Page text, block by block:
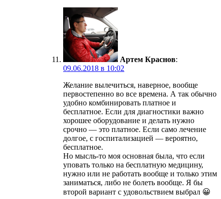
Артем Краснов:
09.06.2018 в 10:02
Желание вылечиться, наверное, вообще
первостепенно во все времена. А так обычно
удобно комбинировать платное и
бесплатное. Если для диагностики важно
хорошее оборудование и делать нужно
срочно — это платное. Если само лечение
долгое, с госпитализацией — вероятно,
бесплатное.
Но мысль-то моя основная была, что если
уповать только на бесплатную медицину,
нужно или не работать вообще и только этим
заниматься, либо не болеть вообще. Я бы
второй вариант с удовольствием выбрал 😀